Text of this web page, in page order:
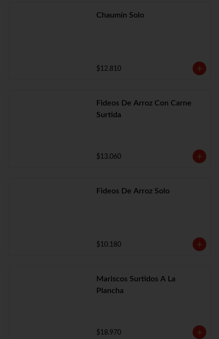
Chaumín Solo
$12.810
Fideos De Arroz Con Carne
Surtida
$13.060
Fideos De Arroz Solo
$10.180
Mariscos Surtidos A La
Plancha
$18.970